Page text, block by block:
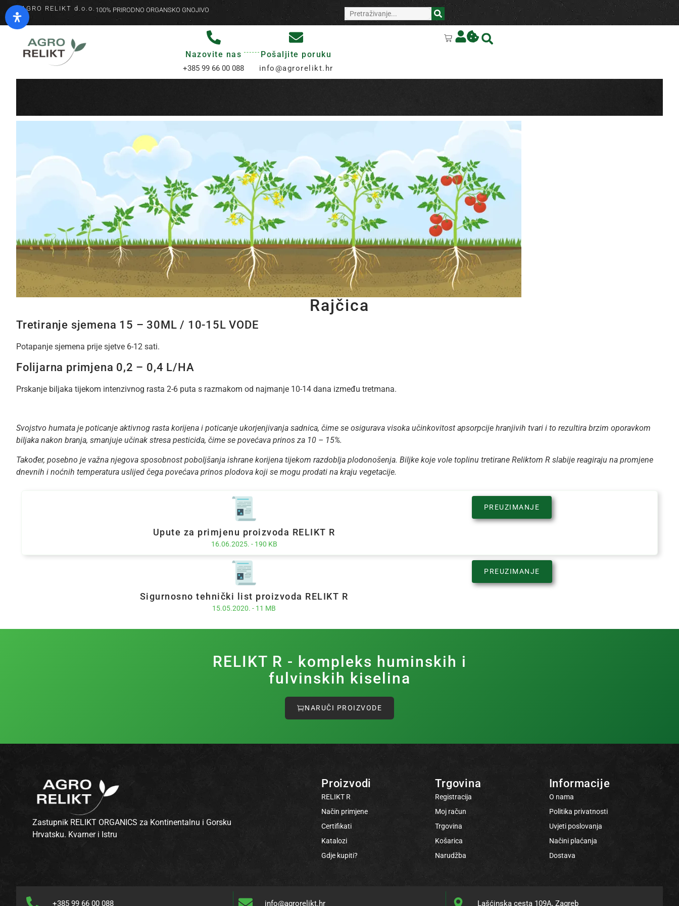
AGRO RELIKT d.o.o. 100% PRIRODNO ORGANSKO GNOJIVO
Nazovite nas
+385 99 66 00 088
Pošaljite poruku
info@agrorelikt.hr
Rajčica
Tretiranje sjemena 15 – 30ML / 10-15L VODE
Potapanje sjemena prije sjetve 6-12 sati.
Folijarna primjena 0,2 – 0,4 L/HA
Prskanje biljaka tijekom intenzivnog rasta 2-6 puta s razmakom od najmanje 10-14 dana između tretmana.
Svojstvo humata je poticanje aktivnog rasta korijena i poticanje ukorjenjivanja sadnica, čime se osigurava visoka učinkovitost apsorpcije hranjivih tvari i to rezultira brzim oporavkom
biljaka nakon branja, smanjuje učinak stresa pesticida, čime se povećava prinos za 10 – 15%.
Također, posebno je važna njegova sposobnost poboljšanja ishrane korijena tijekom razdoblja plodonošenja. Biljke koje vole toplinu tretirane Reliktom R slabije reagiraju na promjene
dnevnih i noćnih temperatura uslijed čega povećava prinos plodova koji se mogu prodati na kraju vegetacije.
Upute za primjenu proizvoda RELIKT R
16.06.2025. - 190 KB
PREUZIMANJE
Sigurnosno tehnički list proizvoda RELIKT R
15.05.2020. - 11 MB
PREUZIMANJE
RELIKT R - kompleks huminskih i
fulvinskih kiselina
NARUČI PROIZVODE
Zastupnik RELIKT ORGANICS za Kontinentalnu i Gorsku
Hrvatsku. Kvarner i Istru
Proizvodi
RELIKT R
Način primjene
Certifikati
Katalozi
Gdje kupiti?
Trgovina
Registracija
Moj račun
Trgovina
Košarica
Narudžba
Informacije
O nama
Politika privatnosti
Uvjeti poslovanja
Načini plaćanja
Dostava
+385 99 66 00 088 info@agrorelikt.hr Lašćinska cesta 109A, Zagreb